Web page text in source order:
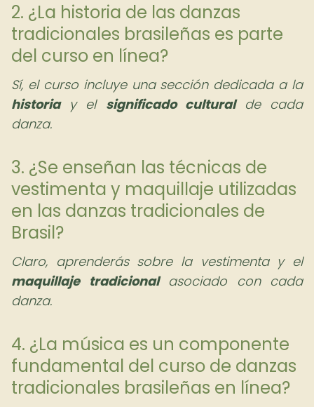
2. ¿La historia de las danzas
tradicionales brasileñas es parte
del curso en línea?
Sí, el curso incluye una sección dedicada a la
historiay el significado culturalde cada
danza.
3. ¿Se enseñan las técnicas de
vestimenta y maquillaje utilizadas
en las danzas tradicionales de
Brasil?
Claro, aprenderás sobre la vestimenta y el
maquillaje tradicionalasociado con cada
danza.
4. ¿La música es un componente
fundamental del curso de danzas
tradicionales brasileñas en línea?